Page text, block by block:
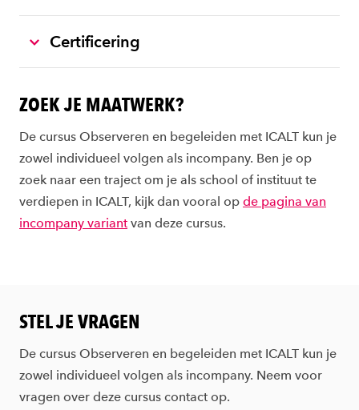
Certificering
ZOEK JE MAATWERK?
De cursus Observeren en begeleiden met ICALT kun je
zowel individueel volgen als incompany. Ben je op
zoek naar een traject om je als school of instituut te
verdiepen in ICALT, kijk dan vooral op de pagina van
incompany variant van deze cursus.
STEL JE VRAGEN
De cursus Observeren en begeleiden met ICALT kun je
zowel individueel volgen als incompany. Neem voor
vragen over deze cursus contact op.